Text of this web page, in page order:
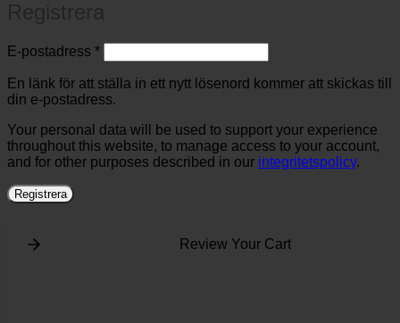
E-postadress *Obligatoriskt
En länk för att ställa in ett nytt lösenord kommer att skickas till
din e-postadress.
Your personal data will be used to support your experience
throughout this website, to manage access to your account,
and for other purposes described in our integritetspolicy.
Registrera
Review Your Cart